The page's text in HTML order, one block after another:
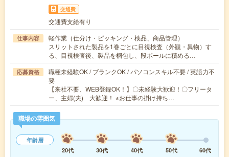
交通費
交通費支給有り
仕事内容
軽作業（仕分け・ピッキング・検品、商品管理）
スリットされた製品を1巻ごとに目視検査（外観・異物）す
る、目視検査後、製品を梱包し、段ボールに積める…
応募資格
職種未経験OK / ブランクOK / パソコンスキル不要 / 英語力不
要
【来社不要、WEB登録OK！】〇未経験大歓迎！〇フリータ
ー、主婦(夫) 大歓迎！ ※お仕事の掛け持ち…
職場の雰囲気
年齢層
20代
30代 40代 50代 60代